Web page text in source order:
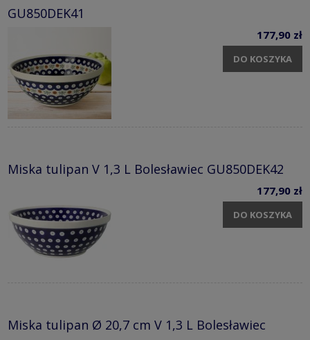
GU850DEK41
177,90 zł
DO KOSZYKA
Miska tulipan V 1,3 L Bolesławiec GU850DEK42
177,90 zł
DO KOSZYKA
Miska tulipan Ø 20,7 cm V 1,3 L Bolesławiec